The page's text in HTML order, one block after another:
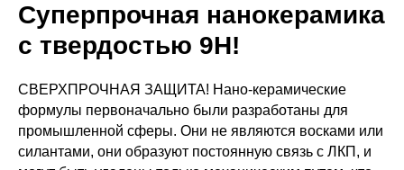
Суперпрочная нанокерамика
с твердостью 9H!
СВЕРХПРОЧНАЯ ЗАЩИТА! Нано-керамические
формулы первоначально были разработаны для
промышленной сферы. Они не являются восками или
силантами, они образуют постоянную связь с ЛКП, и